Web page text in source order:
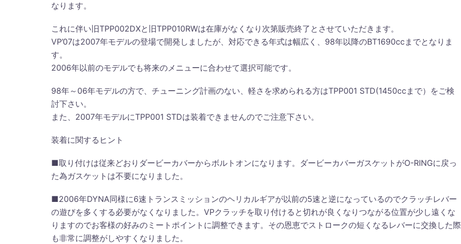
なります。
これに伴い旧TPP002DXと旧TPP010RWは在庫がなくなり次第販売終了とさせていただきます。
VP’07は2007年モデルの登場で開発しましたが、対応できる年式は幅広く、98年以降のBT1690ccまでとなりま
す。
2006年以前のモデルでも将来のメニューに合わせて選択可能です。
98年～06年モデルの方で、チューニング計画のない、軽さを求められる方はTPP001 STD(1450ccまで）をご検
討下さい。
また、2007年モデルにTPP001 STDは装着できませんのでご注意下さい。
装着に関するヒント
■取り付けは従来どおりダービーカバーからボルトオンになります。ダービーカバーガスケットがO-RINGに戻っ
た為ガスケットは不要になりました。
■2006年DYNA同様に6速トランスミッションのヘリカルギアが以前の5速と逆になっているのでクラッチレバー
の遊びを多くする必要がなくなりました。VPクラッチを取り付けると切れが良くなりつながる位置が少し遠くな
りますのでお客様の好みのミートポイントに調整できます。その恩恵でストロークの短くなるレバーに交換した際
も非常に調整がしやすくなりました。